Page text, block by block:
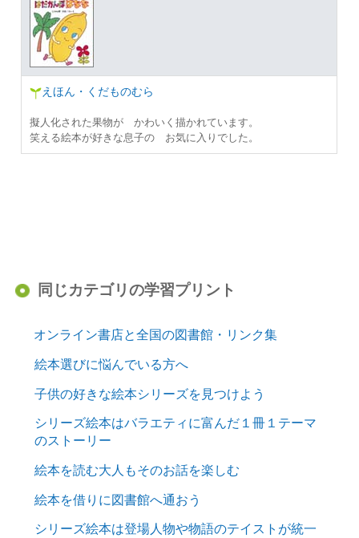
えほん・くだものむら
擬人化された果物が かわいく描かれています。
笑える絵本が好きな息子の お気に入りでした。
同じカテゴリの学習プリント
オンライン書店と全国の図書館・リンク集
絵本選びに悩んでいる方へ
子供の好きな絵本シリーズを見つけよう
シリーズ絵本はバラエティに富んだ１冊１テーマ
のストーリー
絵本を読む大人もそのお話を楽しむ
絵本を借りに図書館へ通おう
シリーズ絵本は登場人物や物語のテイストが統一